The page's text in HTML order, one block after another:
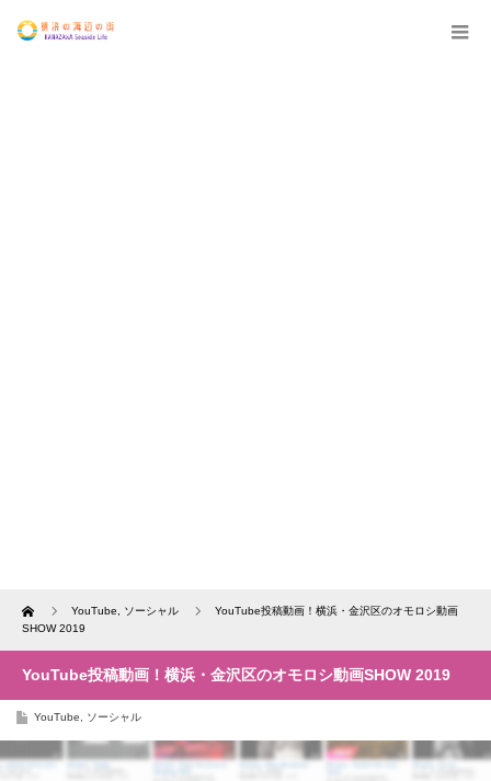
Home YouTube ソーシャル
YouTube投稿動画！横浜・金沢区のオモロシ動画
SHOW 2019
YouTube投稿動画！横浜・金沢区のオモロシ動画SHOW 2019
YouTube ソーシャル